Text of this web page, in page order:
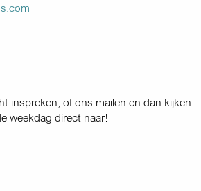
inspreken, of ons mailen en dan kijken
weekdag direct naar!